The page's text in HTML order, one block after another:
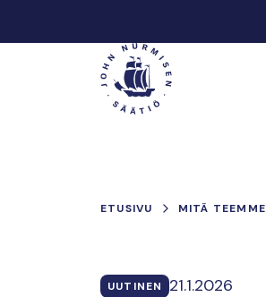
Päävalikko
ETUSIVU MITÄ TEEMME
UUTINEN 21.1.2026